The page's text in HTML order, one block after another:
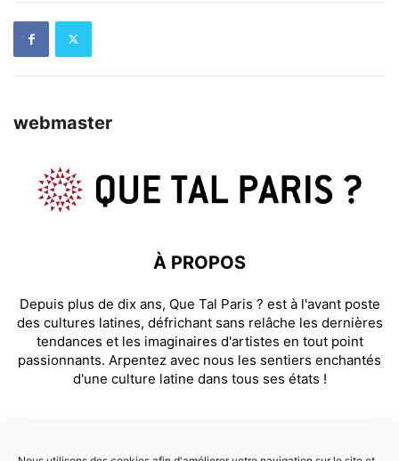
webmaster
À PROPOS
Depuis plus de dix ans, Que Tal Paris ? est à l'avant poste
des cultures latines, défrichant sans relâche les dernières
tendances et les imaginaires d'artistes en tout point
passionnants. Arpentez avec nous les sentiers enchantés
d'une culture latine dans tous ses états !